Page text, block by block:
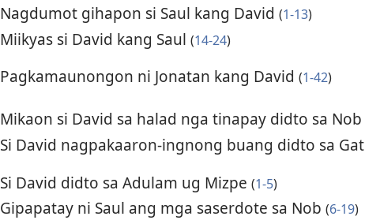
Nagdumot gihapon si Saul kang David (1-13)
Miikyas si David kang Saul (14-24)
Pagkamaunongon ni Jonatan kang David (1-42)
Mikaon si David sa halad nga tinapay didto sa Nob
Si David nagpakaaron-ingnong buang didto sa Gat
Si David didto sa Adulam ug Mizpe (1-5)
Gipapatay ni Saul ang mga saserdote sa Nob (6-19)